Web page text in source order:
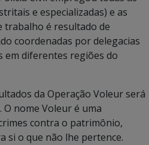
e especializadas) e as
trabalho é resultado de
coordenadas por delegacias
em diferentes regiões do
da Operação Voleur será
nome Voleur é uma
contra o patrimônio,
si o que não lhe pertence.